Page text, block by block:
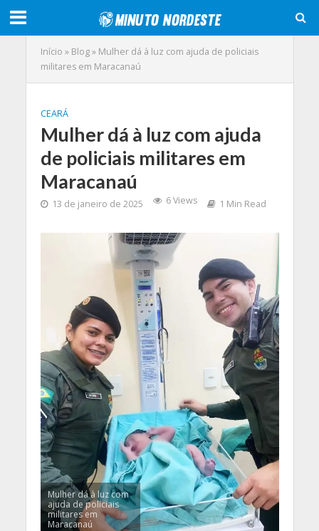
Início » Blog» Mulher dá à luz com ajuda de policiais
militares em Maracanaú
CEARÁ
Mulher dá à luz com ajuda
de policiais militares em
Maracanaú
13 de janeiro de 2025 6 Views 1 Min Read
Mulher dá à luz com
ajuda de policiais
militares em
Maracanaú